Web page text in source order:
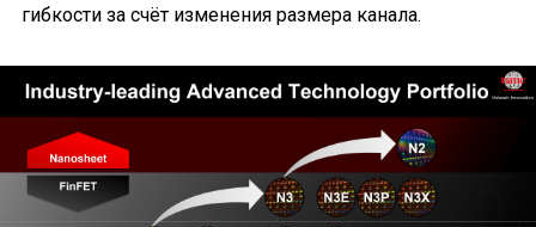
гибкости за счёт изменения размера канала.